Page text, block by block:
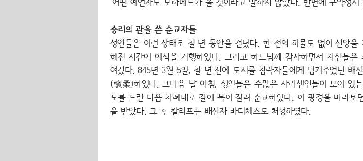
‘어떤 예언자도 모하메드가 올 것이라고 말하지 않았다. 반면에 구약성
승리의 관을 쓴 순교자들
성인들은 이런 상태로 칠 년 동안을 견뎠다. 한 점의 허물도 없이 신앙
해진 시간에 예식을 거행하였다. 그리고 하느님께 감사하면서 자신들
여겼다. 845년 3월 5일, 칠 년 전에 도시를 침략자들에게 넘겨주었던 배
(懷柔)하였다. 그다음 날 아침, 성인들은 수많은 사라센인들이 모여 있
도를 드린 다음 차례대로 칼에 목이 잘려 순교하였다. 이 광경을 바라보
을 받았다. 그 후 칼리프는 배신자 바디체스도 처형하였다.